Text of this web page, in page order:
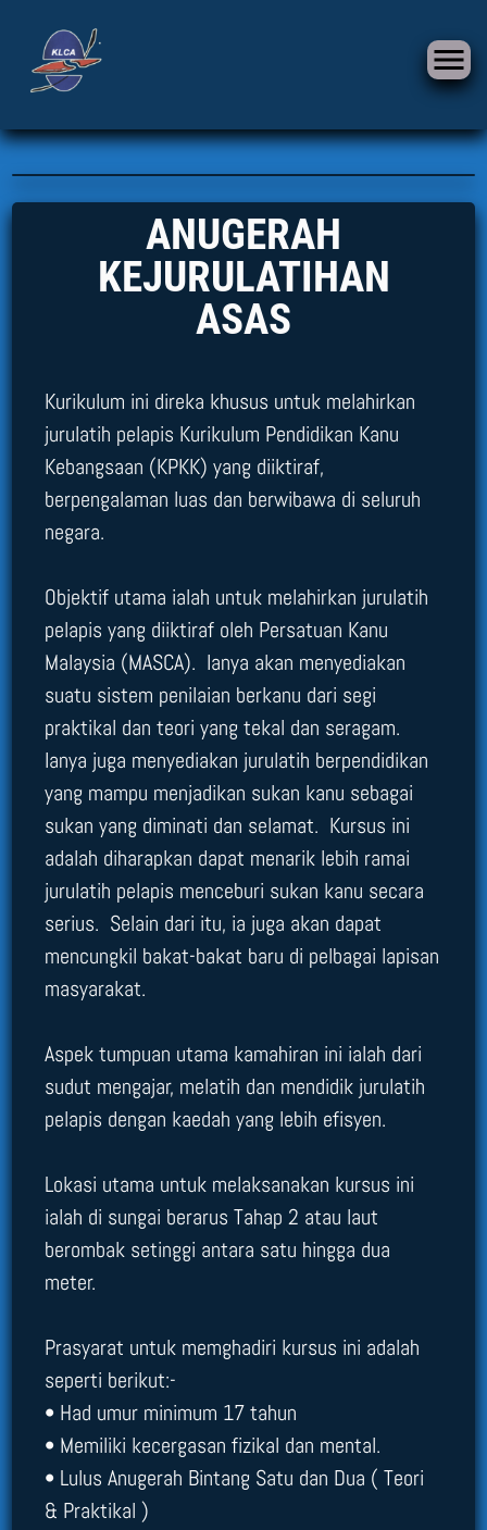
ANUGERAH
KEJURULATIHAN
ASAS
Kurikulum ini direka khusus untuk melahirkan
jurulatih pelapis Kurikulum Pendidikan Kanu
Kebangsaan (KPKK) yang diiktiraf,
berpengalaman luas dan berwibawa di seluruh
negara.
Objektif utama ialah untuk melahirkan jurulatih
pelapis yang diiktiraf oleh Persatuan Kanu
Malaysia (MASCA). Ianya akan menyediakan
suatu sistem penilaian berkanu dari segi
praktikal dan teori yang tekal dan seragam.
Ianya juga menyediakan jurulatih berpendidikan
yang mampu menjadikan sukan kanu sebagai
sukan yang diminati dan selamat. Kursus ini
adalah diharapkan dapat menarik lebih ramai
jurulatih pelapis menceburi sukan kanu secara
serius. Selain dari itu, ia juga akan dapat
mencungkil bakat-bakat baru di pelbagai lapisan
masyarakat.
Aspek tumpuan utama kamahiran ini ialah dari
sudut mengajar, melatih dan mendidik jurulatih
pelapis dengan kaedah yang lebih efisyen.
Lokasi utama untuk melaksanakan kursus ini
ialah di sungai berarus Tahap 2 atau laut
berombak setinggi antara satu hingga dua
meter.
Prasyarat untuk memghadiri kursus ini adalah
seperti berikut:-
• Had umur minimum 17 tahun
• Memiliki kecergasan fizikal dan mental.
• Lulus Anugerah Bintang Satu dan Dua ( Teori
& Praktikal )